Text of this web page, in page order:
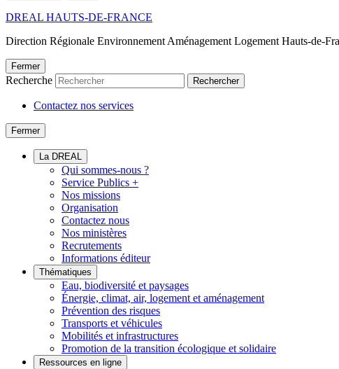
DREAL HAUTS-DE-FRANCE
Direction Régionale Environnement Aménagement Logement Hauts-de-
Fermer
Recherche Rechercher
Contactez nos services
Fermer
La DREAL
Qui sommes-nous ?
Service Publics +
Nos missions
Organisation
Contactez nous
Nos ministères
Recrutements
Informations éditeur
Thématiques
Eau, biodiversité et paysages
Énergie, climat, air, logement et aménagement
Prévention des risques
Transports et véhicules
Mobilités et infrastructures
Promotion de la transition écologique et solidaire
Ressources en ligne